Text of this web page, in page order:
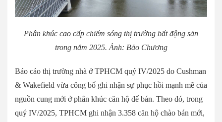
Phân khúc cao cấp chiếm sóng thị trường bất động sản
trong năm 2025. Ảnh: Bảo Chương
Báo cáo thị trường nhà ở TPHCM quý IV/2025 do Cushman
& Wakefield vừa công bố ghi nhận sự phục hồi mạnh mẽ của
nguồn cung mới ở phân khúc căn hộ để bán. Theo đó, trong
quý IV/2025, TPHCM ghi nhận 3.358 căn hộ chào bán mới,